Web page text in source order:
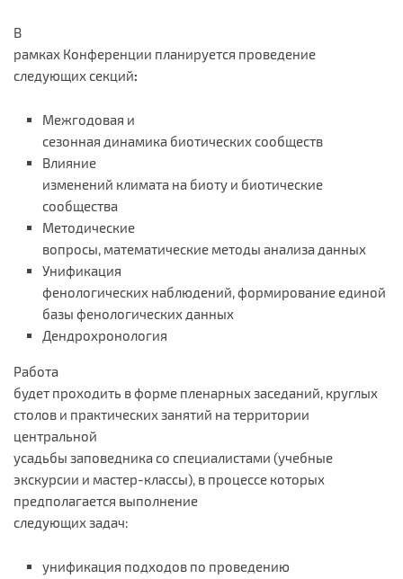
В
рамках Конференции планируется проведение
следующих секций:
Межгодовая и
сезонная динамика биотических сообществ
Влияние
изменений климата на биоту и биотические
сообщества
Методические
вопросы, математические методы анализа данных
Унификация
фенологических наблюдений, формирование единой
базы фенологических данных
Дендрохронология
Работа
будет проходить в форме пленарных заседаний, круглых
столов и практических занятий на территории
центральной
усадьбы заповедника со специалистами (учебные
экскурсии и мастер-классы), в процессе которых
предполагается выполнение
следующих задач:
унификация подходов по проведению